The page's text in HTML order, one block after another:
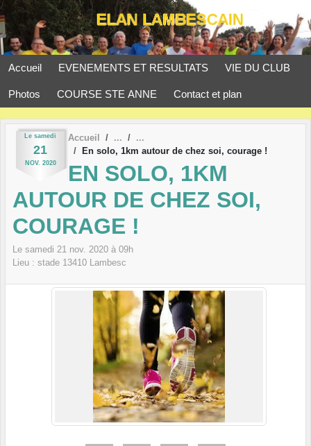
Accueil EVENEMENTS ET RESULTATS VIE DU CLUB
Photos COURSE STE ANNE Contact et plan
Le samedi
21
NOV. 2020
Accueil
En solo, 1km autour de chez soi, courage !
EN SOLO, 1KM
AUTOUR DE CHEZ SOI,
COURAGE !
Le samedi 21 nov. 2020 à 09h
Lieu : stade 13410 Lambesc
Panneau de gestion des cookies